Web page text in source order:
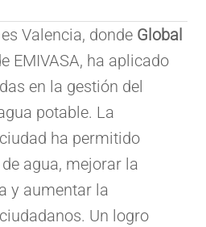
Valencia, donde Global
EMIVASA, ha aplicado
en la gestión del
potable. La
ha permitido
agua, mejorar la
y aumentar la
Un logro